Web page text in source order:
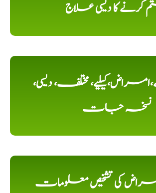
کرنے کا دیسی علاج
مختلف، دیسی،
نسخہ جات
کی تشخیص معلومات